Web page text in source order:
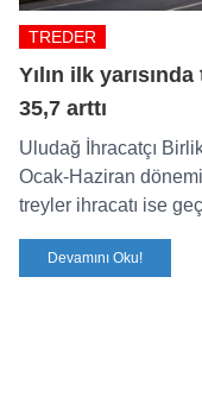
TREDER
Yılın ilk
35,7 arttı
Uludağ İhracatçı
Ocak-Haziran
treyler ihracatı ise
Devamını Oku!